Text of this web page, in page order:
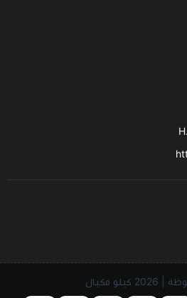
| 2026 كيلو مكيال